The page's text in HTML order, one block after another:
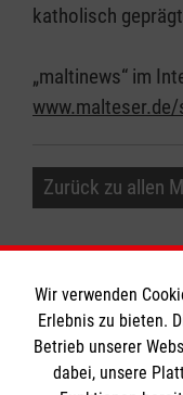
katholisch
„maltinews“ im
Zurück zu allen
Wir verwenden
Erlebnis zu bieten.
Betrieb unserer
dabei, unsere